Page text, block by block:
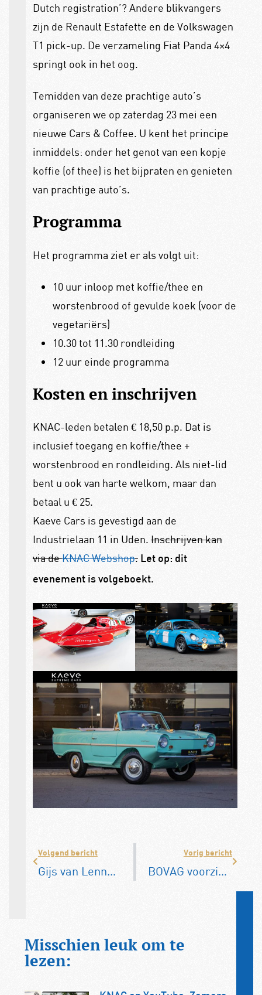
Dutch registration’? Andere blikvangers
zijn de Renault Estafette en de Volkswagen
T1 pick-up. De verzameling Fiat Panda 4×4
springt ook in het oog.
Temidden van deze prachtige auto’s
organiseren we op zaterdag 23 mei een
nieuwe Cars & Coffee. U kent het principe
inmiddels: onder het genot van een kopje
koffie (of thee) is het bijpraten en genieten
van prachtige auto’s.
Programma
Het programma ziet er als volgt uit:
10 uur inloop met koffie/thee en
worstenbrood of gevulde koek (voor de
vegetariërs)
10.30 tot 11.30 rondleiding
12 uur einde programma
Kosten en inschrijven
KNAC-leden betalen € 18,50 p.p. Dat is
inclusief toegang en koffie/thee +
worstenbrood en rondleiding. Als niet-lid
bent u ook van harte welkom, maar dan
betaal u € 25.
Kaeve Cars is gevestigd aan de
Industrielaan 11 in Uden.Inschrijven kan
via deKNAC Webshop. Let op: dit
evenement is volgeboekt.
Volgend bericht
Gijs van Lennep Legend dit jaar al op 14 juni
Vorig bericht
BOVAG voorziet 18% marktaandeel in 2030 voor Chinese automerken
Misschien leuk om te
lezen: